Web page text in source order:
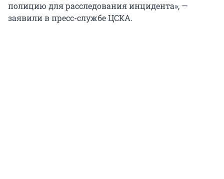
полицию для расследования инцидента», —
заявили в пресс-службе ЦСКА.